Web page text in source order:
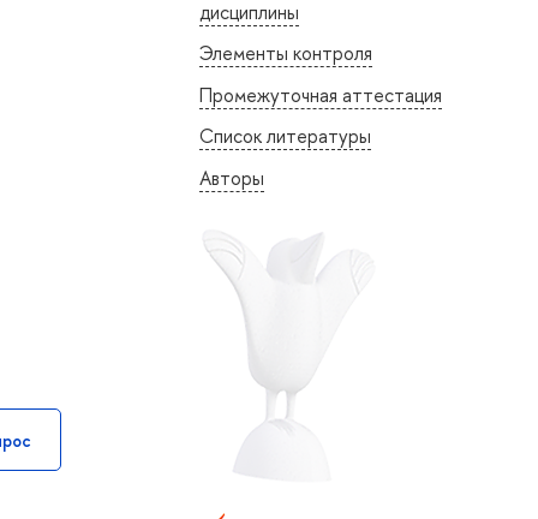
дисциплины
Элементы контроля
Промежуточная аттестация
Список литературы
Авторы